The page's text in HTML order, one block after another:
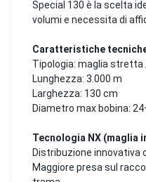
Special 130 è la scelta
volumi e necessita di
Caratteristiche
Tipologia: maglia stretta
Lunghezza: 3.000 m
Larghezza: 130 cm
Diametro max bobina:
Tecnologia NX (maglia
Distribuzione innovativa
Maggiore presa sul